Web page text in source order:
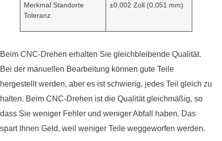
Merkmal Standorte
Toleranz
±0,002 Zoll (0,051 mm)
Beim CNC-Drehen erhalten Sie gleichbleibende Qualität.
Bei der manuellen Bearbeitung können gute Teile
hergestellt werden, aber es ist schwierig, jedes Teil gleich zu
halten. Beim CNC-Drehen ist die Qualität gleichmäßig, so
dass Sie weniger Fehler und weniger Abfall haben. Das
spart Ihnen Geld, weil weniger Teile weggeworfen werden.